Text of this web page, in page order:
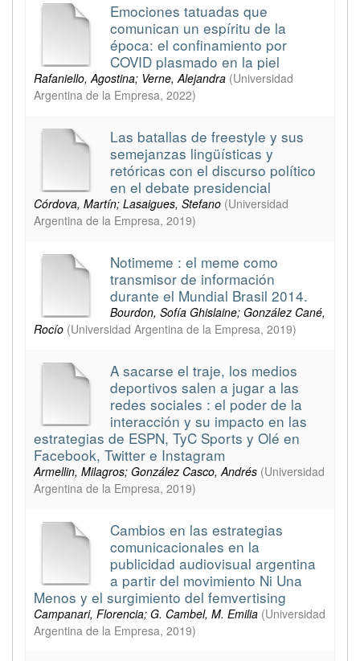
Emociones tatuadas que
comunican un espíritu de la
época: el confinamiento por
COVID plasmado en la piel
Rafaniello, Agostina; Verne, Alejandra (Universidad
Argentina de la Empresa, 2022)
Las batallas de freestyle y sus
semejanzas lingüísticas y
retóricas con el discurso político
en el debate presidencial
Córdova, Martín; Lasaigues, Stefano (Universidad
Argentina de la Empresa, 2019)
Notimeme : el meme como
transmisor de información
durante el Mundial Brasil 2014.
Bourdon, Sofía Ghislaine; González Cané,
Rocío (Universidad Argentina de la Empresa, 2019)
A sacarse el traje, los medios
deportivos salen a jugar a las
redes sociales : el poder de la
interacción y su impacto en las
estrategias de ESPN, TyC Sports y Olé en
Facebook, Twitter e Instagram
Armellin, Milagros; González Casco, Andrés (Universidad
Argentina de la Empresa, 2019)
Cambios en las estrategias
comunicacionales en la
publicidad audiovisual argentina
a partir del movimiento Ni Una
Menos y el surgimiento del femvertising
Campanari, Florencia; G. Cambel, M. Emilia (Universidad
Argentina de la Empresa, 2019)